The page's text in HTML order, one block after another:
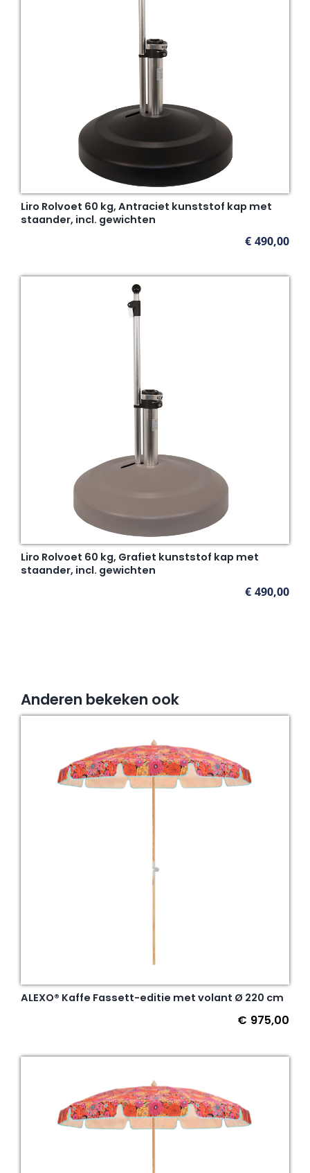
Liro Rolvoet 60 kg, Antraciet kunststof kap met
staander, incl. gewichten
€ 490,00
Liro Rolvoet 60 kg, Grafiet kunststof kap met
staander, incl. gewichten
€ 490,00
Anderen bekeken ook
ALEXO® Kaffe Fassett-editie met volant Ø 220 cm
€ 975,00